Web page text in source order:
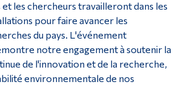
et les chercheurs travailleront dans les
pour faire avancer les
du pays. L'événement
notre engagement à soutenir la
de l'innovation et de la recherche,
environnementale de nos